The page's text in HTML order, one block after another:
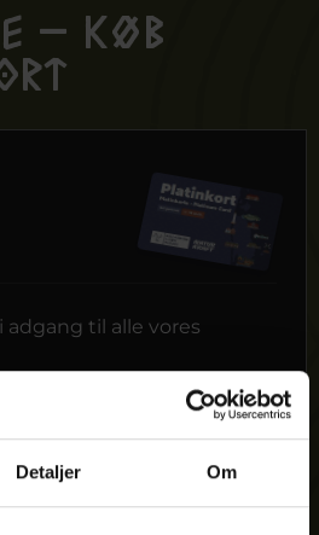
Detaljer Om
– køb
adgang til alle vores
Bork Vikingemarked,